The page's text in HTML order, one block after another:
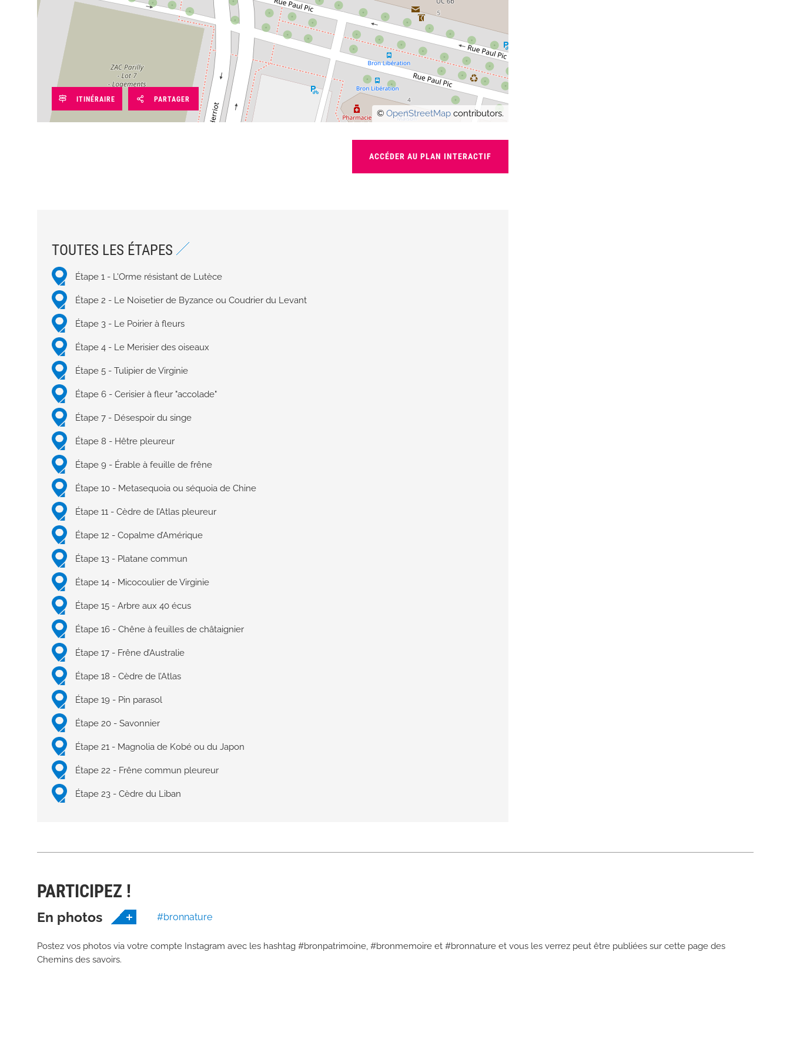
ITINÉRAIRE PARTAGER
© OpenStreetMapcontributors.
ACCÉDER AU PLAN INTERACTIF
TOUTES LES ÉTAPES
Étape 1 - L'Orme résistant de Lutèce
Étape 2 - Le Noisetier de Byzance ou Coudrier du Levant
Étape 3 - Le Poirier à fleurs
Étape 4 - Le Merisier des oiseaux
Étape 5 - Tulipier de Virginie
Étape 6 - Cerisier à fleur "accolade"
Étape 7 - Désespoir du singe
Étape 8 - Hêtre pleureur
Étape 9 - Érable à feuille de frêne
Étape 10 - Metasequoia ou séquoia de Chine
Étape 11 - Cèdre de l’Atlas pleureur
Étape 12 - Copalme d’Amérique
Étape 13 - Platane commun
Étape 14 - Micocoulier de Virginie
Étape 15 - Arbre aux 40 écus
Étape 16 - Chêne à feuilles de châtaignier
Étape 17 - Frêne d’Australie
Étape 18 - Cèdre de l’Atlas
Étape 19 - Pin parasol
Étape 20 - Savonnier
Étape 21 - Magnolia de Kobé ou du Japon
Étape 22 - Frêne commun pleureur
Étape 23 - Cèdre du Liban
PARTICIPEZ !
En photos #bronnature
Postez vos photos via votre compte Instagram avec les hashtag #bronpatrimoine, #bronmemoire et #bronnature et vous les verrez peut être publiées sur cette page des
Chemins des savoirs.